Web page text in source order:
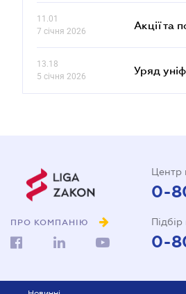
11.01
7 січня 2026
Акції та
13.18
5 січня 2026
Уряд
ПРО КОМПАНІЮ
Центр
0-
0-